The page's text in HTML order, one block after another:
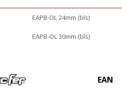
EAPB-OL 24mm (bls)
EAPB-OL 30mm (bls)
EAN